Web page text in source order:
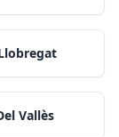
Vallès